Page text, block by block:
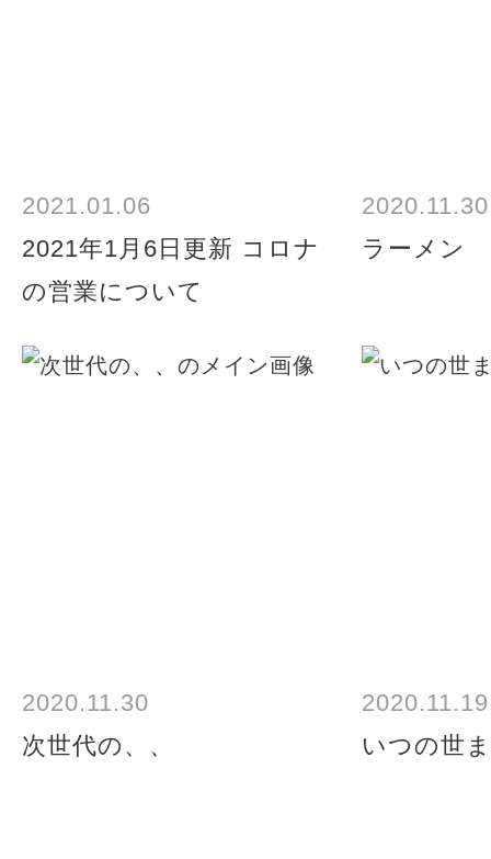
2021.01.06
2021年1月6日更新 コロナ
の営業について
2020.11.30
ラーメン
2020.11.30
次世代の、、
2020.11.19
いつの世